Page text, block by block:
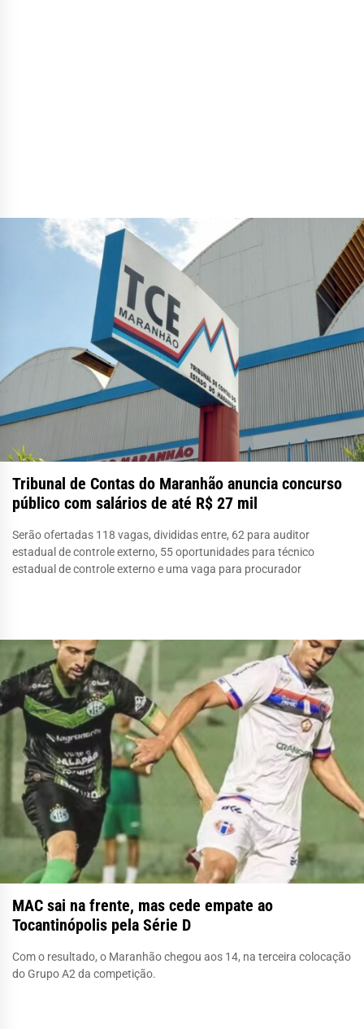
Tribunal de Contas do Maranhão anuncia concurso
público com salários de até R$ 27 mil
Serão ofertadas 118 vagas, divididas entre, 62 para auditor
estadual de controle externo, 55 oportunidades para técnico
estadual de controle externo e uma vaga para procurador
MAC sai na frente, mas cede empate ao
Tocantinópolis pela Série D
Com o resultado, o Maranhão chegou aos 14, na terceira colocação
do Grupo A2 da competição.